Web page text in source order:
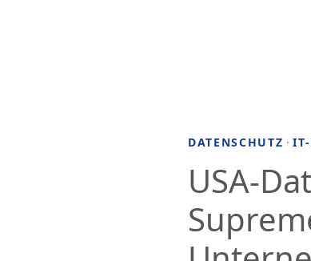
DATENSCHUTZ ·IT-
USA-